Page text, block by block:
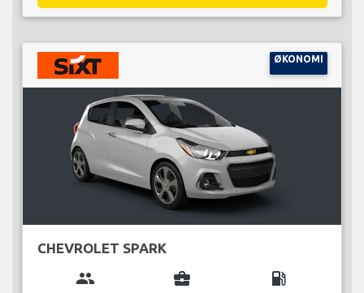
ØKONOMI
CHEVROLET SPARK
group business_center local_gas_station